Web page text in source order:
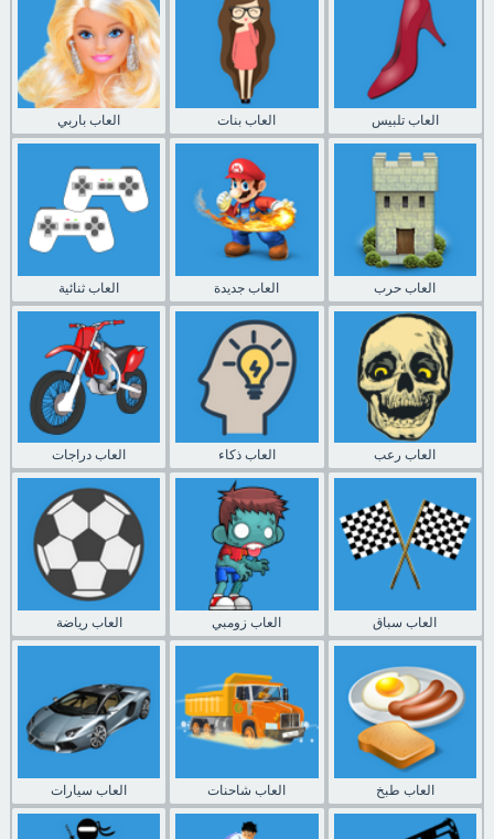
العاب باربي العاب بنات العاب تلبيس
العاب ثنائية العاب جديدة العاب حرب
العاب دراجات العاب ذكاء العاب رعب
العاب رياضة العاب زومبي العاب سباق
العاب سيارات العاب شاحنات العاب طبخ